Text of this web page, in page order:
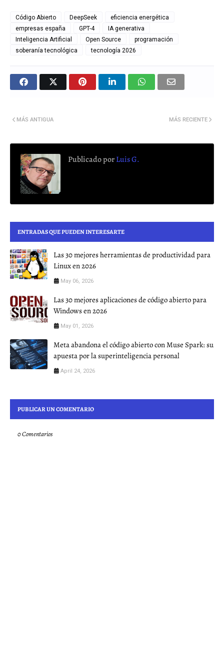
Código Abierto DeepSeek
eficiencia energética
empresas españa
GPT-4
IA generativa
Inteligencia Artificial
Open Source
programación
soberanía tecnológica
tecnología 2026
MÁS RECIENTE
MÁS ANTIGUA
Publicado porLuis G.
ENTRADAS QUE PUEDEN INTERESARTE
Las 30 mejores herramientas de productividad para
Linux en 2026
May 06, 2026
Las 30 mejores aplicaciones de código abierto para
Windows en 2026
May 01, 2026
Meta abandona el código abierto con Muse Spark: su
apuesta por la superinteligencia personal
April 24, 2026
PUBLICAR UN COMENTARIO
0 Comentarios